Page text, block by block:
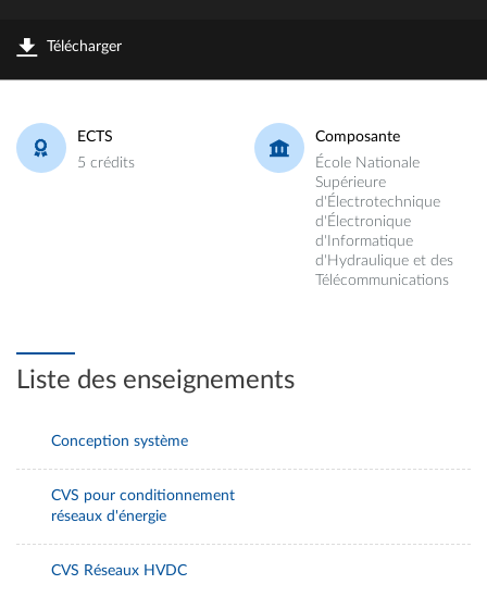
Télécharger
ECTS
5 crédits
Composante
École Nationale
Supérieure
d'Électrotechnique
d'Électronique
d'Informatique
d'Hydraulique et des
Télécommunications
Liste des enseignements
Conception système
CVS pour conditionnement
réseaux d'énergie
CVS Réseaux HVDC